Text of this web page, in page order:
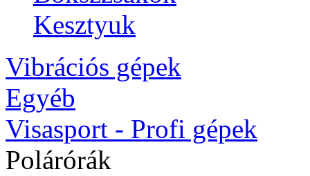
Kesztyuk
Vibrációs gépek
Egyéb
Visasport - Profi gépek
Polárórák